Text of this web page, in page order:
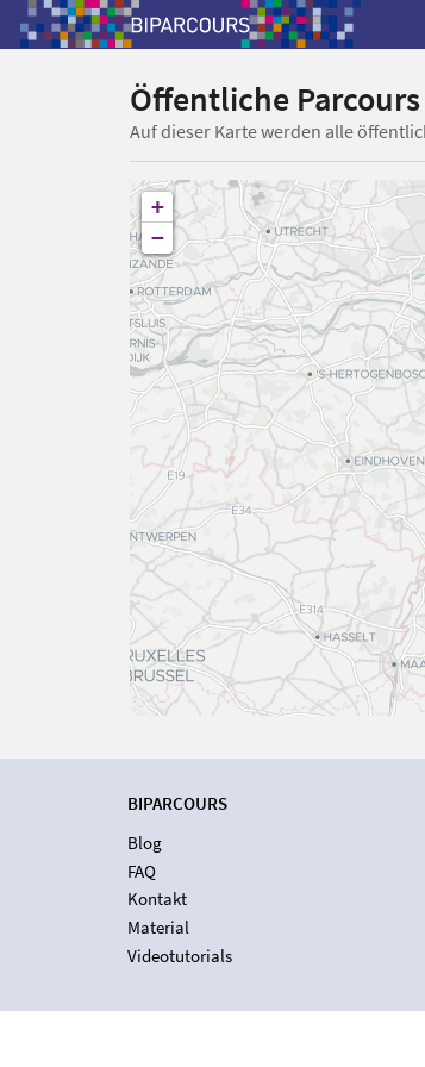
Öffentliche Parcours
Auf dieser Karte werden alle
+
−
BIPARCOURS
Blog
FAQ
Kontakt
Material
Videotutorials